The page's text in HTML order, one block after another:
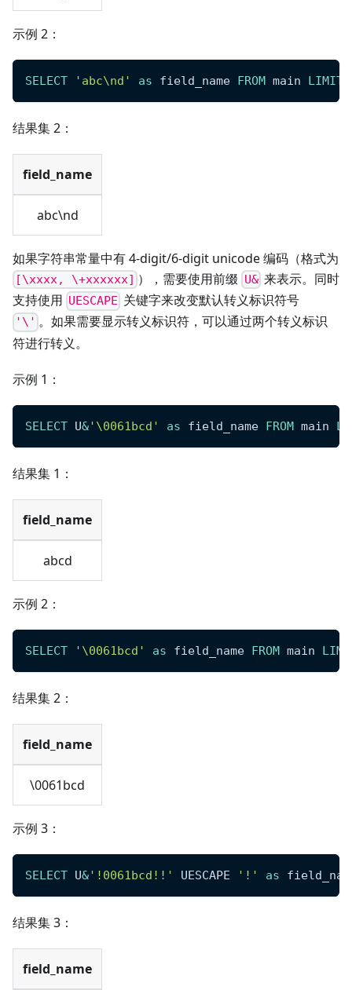
示例 2：
SELECT 'abc\nd' as field_name FROM main LIMIT
结果集 2：
field_name
abc\nd
如果字符串常量中有 4-digit/6-digit unicode 编码（格式为
[\xxxx, \+xxxxxx] ），需要使用前缀 U&来表示。同时
支持使用 UESCAPE 关键字来改变默认转义标识符号
'\' 。如果需要显示转义标识符，可以通过两个转义标识
符进行转义。
示例 1：
SELECT U&'\0061bcd' as field_name FROM main
结果集 1：
field_name
abcd
示例 2：
SELECT '\0061bcd' as field_name FROM main
结果集 2：
field_name
\0061bcd
示例 3：
SELECT U&'!0061bcd!!' UESCAPE '!' as
结果集 3：
field_name